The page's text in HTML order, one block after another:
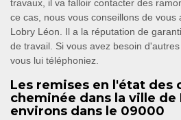
travaux, il va falloir contacter des
ce cas, nous vous conseillons de vous
Lobry Léon. Il a la réputation de
de travail. Si vous avez besoin
vous lui téléphoniez.
Les remises en l'état des
cheminée dans la ville de
environs dans le 09000